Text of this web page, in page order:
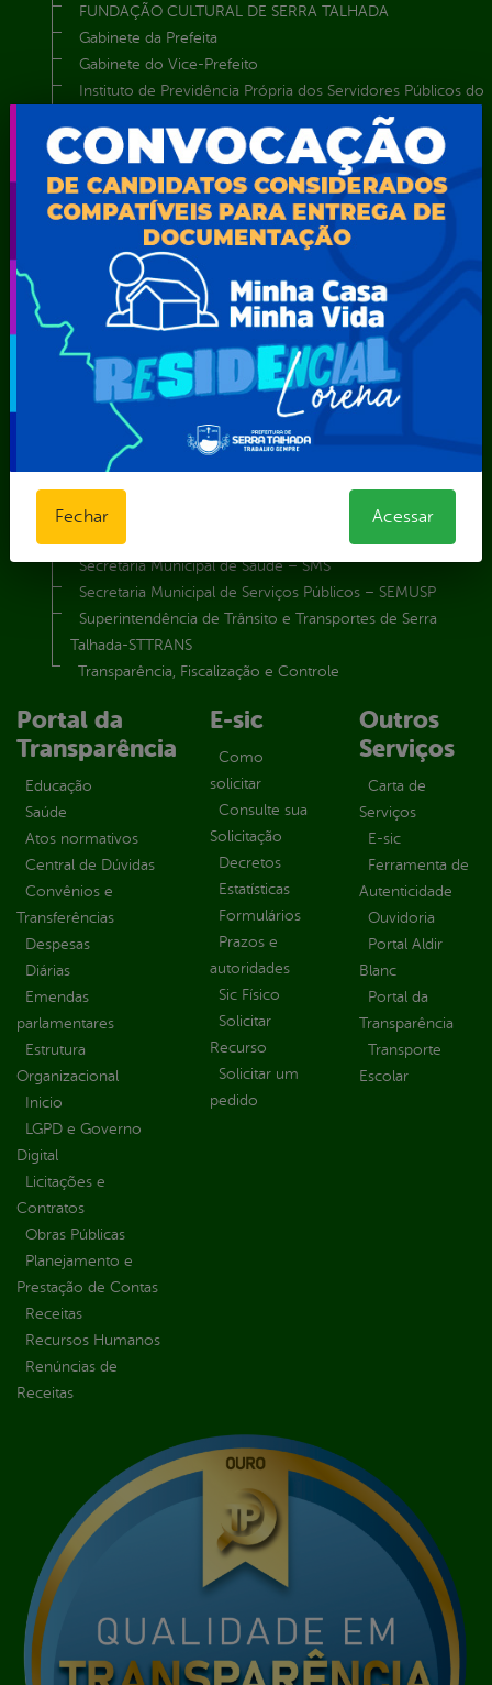
FUNDAÇÃO CULTURAL DE SERRA TALHADA
Gabinete da Prefeita
Gabinete do Vice-Prefeito
Instituto de Previdência Própria dos Servidores Públicos do
Obras e Infraestrutura
Secretaria de Comunicação Social e Audiovisual
Secretaria de Desenvolvimento Econômico e Turismo
Secretaria de Iluminação Pública e Energia Elétrica
Secretaria Municipal da Mulher – SEMU
Secretaria Municipal de Administração – SAD
Secretaria Municipal de Agricultura e Recursos Hídricos –
SEMARH / Secretaria de Agricultura Familiar – SEMAF
Secretaria Municipal de Educação – SEST
Secretaria Municipal de Esporte e Lazer – SEMEL
Secretaria Municipal de Finanças – SECFIN
Secretaria Municipal de Governo – SEGOV
Secretaria Municipal de Meio Ambiente – SEMA
Secretaria Municipal de Planejamento e Gestão – SEPLAG
Secretaria Municipal de Relações Institucionais – SEMRI
Secretaria Municipal de Saúde – SMS
Secretaria Municipal de Serviços Públicos – SEMUSP
Superintendência de Trânsito e Transportes de Serra
Talhada-STTRANS
Transparência, Fiscalização e Controle
Portal da
Transparência
Educação
Saúde
Atos normativos
Central de Dúvidas
Convênios e
Transferências
Despesas
Diárias
Emendas
parlamentares
Estrutura
Organizacional
Inicio
LGPD e Governo
Digital
Licitações e
Contratos
Obras Públicas
Planejamento e
Prestação de Contas
Receitas
Recursos Humanos
Renúncias de
Receitas
E-sic
Como
solicitar
Consulte sua
Solicitação
Decretos
Estatísticas
Formulários
Prazos e
autoridades
Sic Físico
Solicitar
Recurso
Solicitar um
pedido
Outros
Serviços
Carta de
Serviços
E-sic
Ferramenta de
Autenticidade
Ouvidoria
Portal Aldir
Blanc
Portal da
Transparência
Transporte
Escolar
Fechar Acessar